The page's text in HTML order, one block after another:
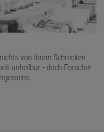
von ihrem Schrecken
unheilbar - doch Forscher